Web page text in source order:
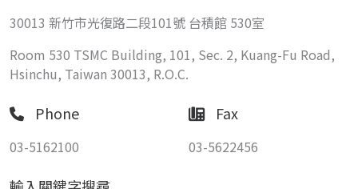
30013 新竹市光復路二段101號 台積館 530室
Room 530 TSMC Building, 101, Sec. 2, Kuang-Fu Road,
Hsinchu, Taiwan 30013, R.O.C.
Phone
03-5162100
Fax
03-5622456